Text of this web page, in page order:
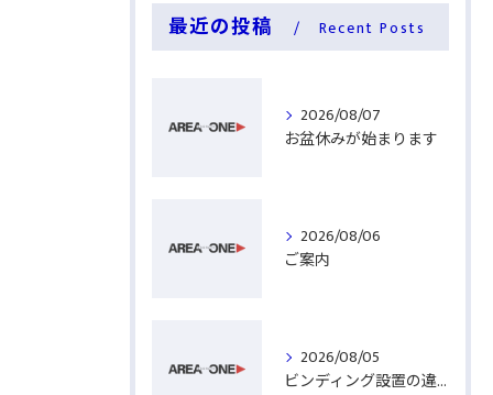
最近の投稿 Recent Posts
2026/08/07
お盆休みが始まります
2026/08/06
ご案内
2026/08/05
ビンディング設置の違い